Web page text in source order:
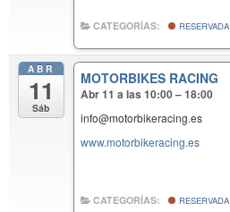
CATEGORÍAS: RESERVADA
ABR
11
Sáb
MOTORBIKES RACING
Abr 11 a las 10:00 – 18:00
info@motorbikeracing.es
www.motorbikeracing.es
CATEGORÍAS: RESERVADA